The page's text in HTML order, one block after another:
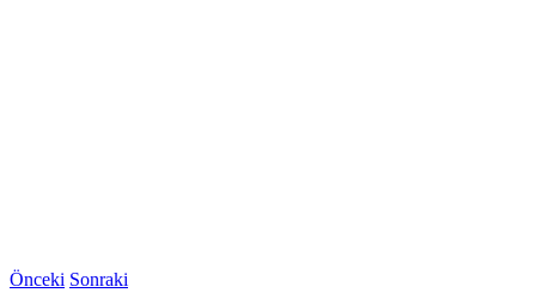
Önceki Sonraki